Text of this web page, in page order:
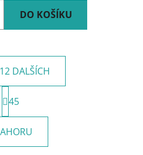
DO KOŠÍKU
O
v
l
á
DALŠÍCH
S
t
r
á
n
k
45